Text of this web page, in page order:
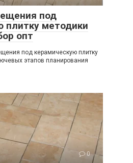
под
плитку методики
опт
под керамическую плитку
этапов планирования
0